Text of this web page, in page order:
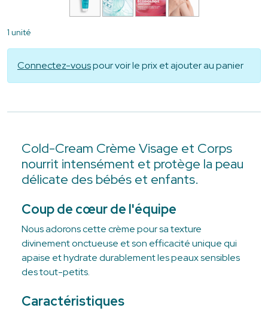
1 unité
Connectez-vouspour voir le prix et ajouter au panier
Cold-Cream Crème Visage et Corps
nourrit intensément et protège la peau
délicate des bébés et enfants.
Coup de cœur de l'équipe
Nous adorons cette crème pour sa texture
divinement onctueuse et son efficacité unique qui
apaise et hydrate durablement les peaux sensibles
des tout-petits.
Caractéristiques